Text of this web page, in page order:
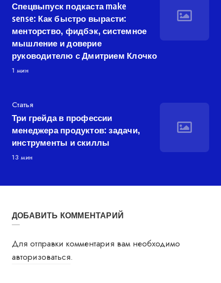
Спецвыпуск подкаста make
sense: Как быстро вырасти:
менторство, фидбэк, системное
мышление и доверие
руководителю с Дмитрием Клочко
1 мин
Категория
Статья
Три грейда в профессии
менеджера продуктов: задачи,
инструменты и скиллы
13 мин
ДОБАВИТЬ КОММЕНТАРИЙ
Для отправки комментария вам необходимо
авторизоваться.